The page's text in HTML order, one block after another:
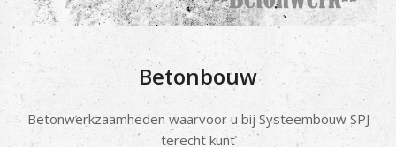
Betonbouw
Betonwerkzaamheden waarvoor u bij Systeembouw SPJ
terecht kunt